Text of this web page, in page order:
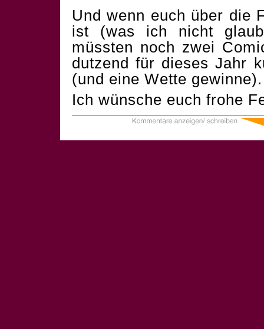
Und wenn euch über die
ist (was ich nicht
müssten noch zwei
dutzend für dieses Jahr
(und eine Wette
Ich wünsche euch frohe